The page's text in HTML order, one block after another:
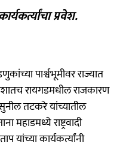
प्रवेश.
पार्श्वभूमीवर राज्यात
रायगडमधील राजकारण
तटकरे यांच्यातील
महाडमध्ये राष्ट्रवादी
कार्यकर्त्यांनी